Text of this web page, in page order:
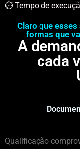
⏱️ Tempo de
Claro que
formas que
A
cada
Qualificação